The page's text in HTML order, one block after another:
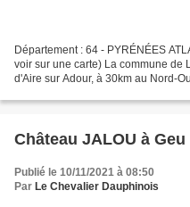
Département : 64 - PYRÉNÉES
voir sur une carte) La commune de
d'Aire sur Adour, à 30km au Nord-
Château JALOU à Geu
Publié le 10/11/2021 à 08:50
Par Le Chevalier Dauphinois